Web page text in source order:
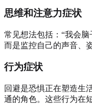
思维和注意力症状
常见想法包括：“我会
而是监控自己的声音、
行为症状
回避是恐惧正在塑造生
通的角色。这些行为在